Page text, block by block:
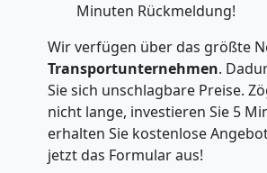
Minuten Rückmeldung!
Wir verfügen über das größte
Transportunternehmen.
Sie sich unschlagbare Preise.
nicht lange, investieren Sie 5
erhalten Sie kostenlose
jetzt das Formular aus!